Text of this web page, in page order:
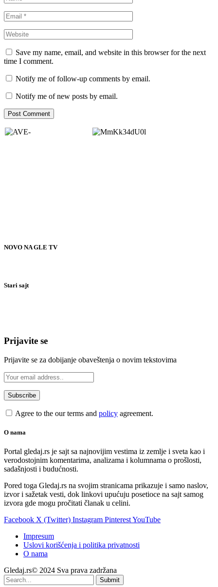
Save my name, email, and website in this browser for the next
time I comment.
Notify me of follow-up comments by email.
Notify me of new posts by email.
NOVO NA GLE TV
Stari sajt
Prijavite se
Prijavite se za dobijanje obaveštenja o novim tekstovima
Agree to the our terms and policy agreement.
O nama
Portal gledaj.rs je sajt sa najnovijim vestima iz zemlje i sveta kao i
verodostojnim komentarima, analizama i kolumnama o prošlosti,
sadašnjosti i budućnosti.
Pored toga Gledaj.rs na svojim stranicama prikazuje i samo naslov,
izvor i sažetak vesti, dok linkovi upućuju posetioce na sajt samog
izvora gde mogu pročitati članak u celini.
Facebook X (Twitter) Instagram PinterestYouTube
Impresum
Uslovi korišćenja i politika privatnosti
O nama
Gledaj.rs© 2024 Sva prava zadržana
Submit